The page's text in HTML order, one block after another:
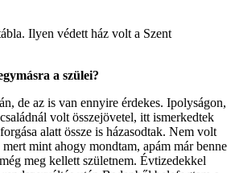
Ilyen védett ház volt a Szent
a szülei?
de az is van ennyire érdekes. Ipolyságon,
volt összejövetel, itt ismerkedtek
alatt össze is házasodtak. Nem volt
mint ahogy mondtam, apám már benne
meg kellett születnem. Évtizedekkel